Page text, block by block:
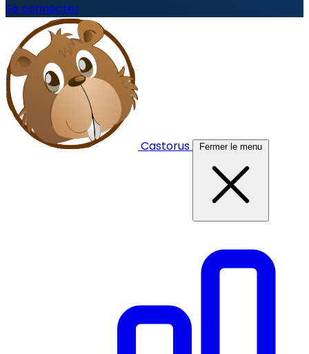
Se connecter
Castorus Fermer le menu